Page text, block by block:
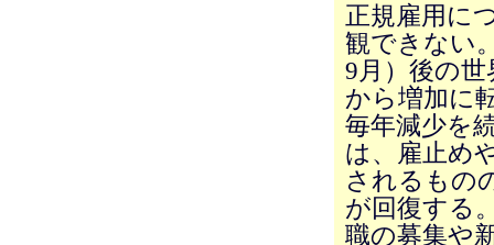
正規雇用に
観できない
9月）後の世
から増加に
毎年減少を
は、雇止め
されるもの
が回復する
職の募集や